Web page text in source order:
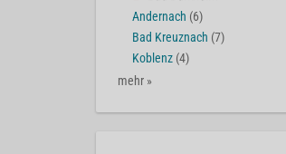
Andernach (6)
Bad Kreuznach (7)
Koblenz (4)
mehr »